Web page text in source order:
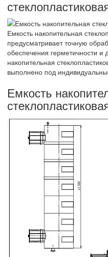
Емкость накопительная
предусматривает точную
обеспечения герметичности и
накопительная
выполнено под
Емкость